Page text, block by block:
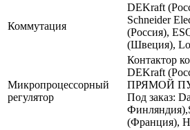
Коммутация
DEKraft
Schneider
(Россия),
(Швеция),
Микропроцессорный
регулятор
Контактор
DEKraft
ПРЯМОЙ
Под заказ:
(Франция),